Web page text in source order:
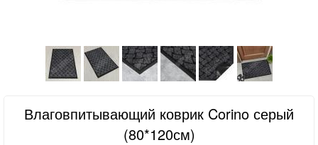
Влаговпитывающий коврик Corino серый
(80*120см)